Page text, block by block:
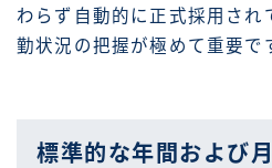
わらず自動的に正式採用され
勤状況の把握が極めて重要で
標準的な年間および